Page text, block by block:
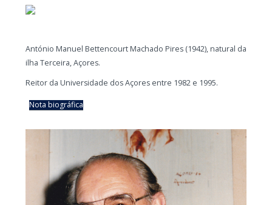
António Manuel Bettencourt Machado Pires (1942), natural da
ilha Terceira, Açores.
Reitor da Universidade dos Açores entre 1982 e 1995.
Nota biográfica